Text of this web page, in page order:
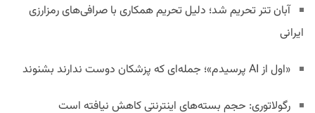
آبان تتر تحریم شد؛ دلیل تحریم همکاری با صرافی‌های رمزارزی
ایرانی
«اول از AI پرسیدم»؛ جمله‌ای که پزشکان دوست ندارند بشنوند
رگولاتوری: حجم بسته‌های اینترنتی کاهش نیافته است